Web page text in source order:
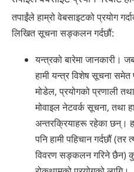
तपाईंले हाम्रो वेबसाइटको प्रयोग
लिखित सूचना सङ्कलन गर्दछौं:
यन्त्रको बारेमा जानकारी।
हामी यन्त्र विशेष सूचना समेत
मोडेल, प्रयोगको प्रणाली
मोवाइल नेटवर्क सूचना, तथा
अन्तरक्रियाहरू रहेका छन्।
पनि हामी पहिचान गर्दछौं
विवरण सङ्कलन गरिने छैन)